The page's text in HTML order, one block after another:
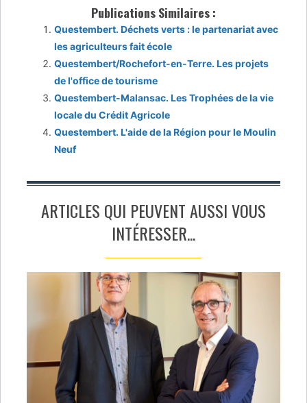
Publications Similaires :
Questembert. Déchets verts : le partenariat avec
les agriculteurs fait école
Questembert/Rochefort-en-Terre. Les projets
de l'office de tourisme
Questembert-Malansac. Les Trophées de la vie
locale du Crédit Agricole
Questembert. L'aide de la Région pour le Moulin
Neuf
ARTICLES QUI PEUVENT AUSSI VOUS
INTÉRESSER...